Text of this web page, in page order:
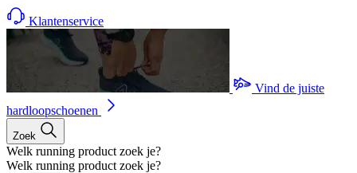
Klantenservice
Vind de juiste
hardloopschoenen
Zoek
Welk running product zoek je?
Welk running product zoek je?